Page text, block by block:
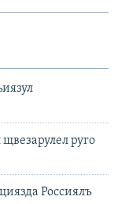
руго
Россиялъ